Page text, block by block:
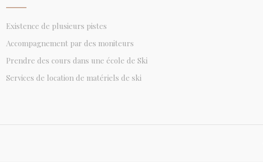
Existence de plusieurs pistes
Accompagnement par des moniteurs
Prendre des cours dans une école de Ski
Services de location de matériels de ski